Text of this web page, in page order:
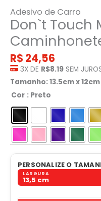
Adesivo de Carro
Don`t Touch
R$ 24,56
3X DE R$8.19 SEM
Tamanho: 13.5cm x 12cm
Cor : Preto
PERSONALIZE O
LARGURA
13,5 cm